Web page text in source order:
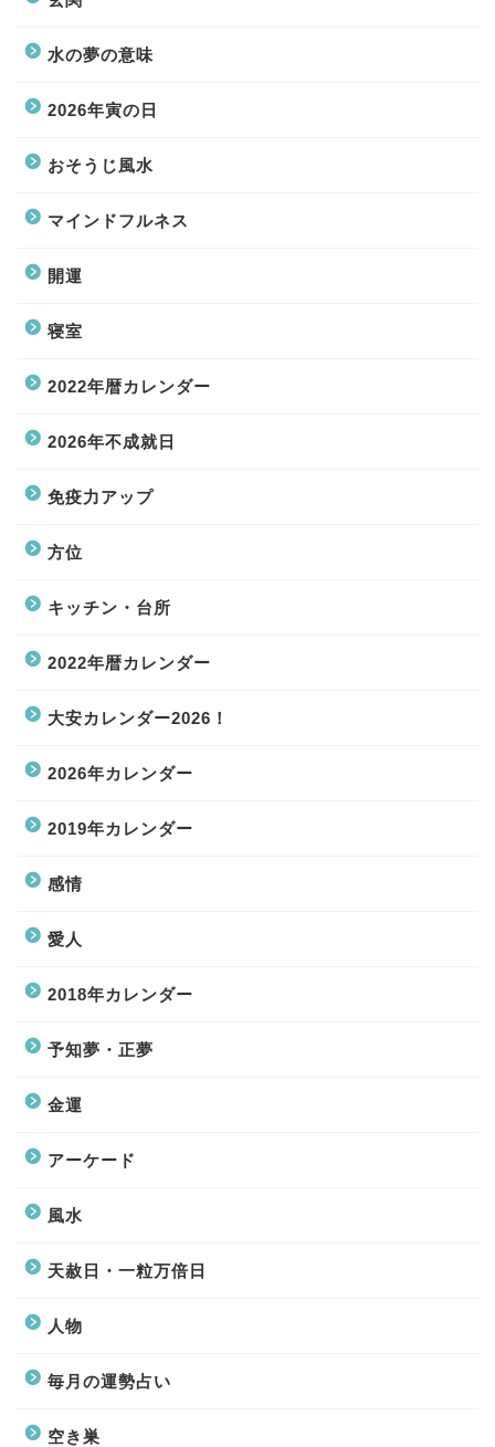
水の夢の意味
2026年寅の日
おそうじ風水
マインドフルネス
開運
寝室
2022年暦カレンダー
2026年不成就日
免疫力アップ
方位
キッチン・台所
2022年暦カレンダー
大安カレンダー2026！
2026年カレンダー
2019年カレンダー
感情
愛人
2018年カレンダー
予知夢・正夢
金運
アーケード
風水
天赦日・一粒万倍日
人物
毎月の運勢占い
空き巣